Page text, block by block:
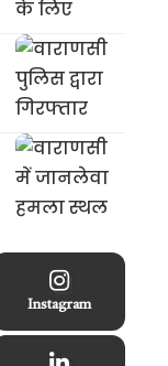
Instagram